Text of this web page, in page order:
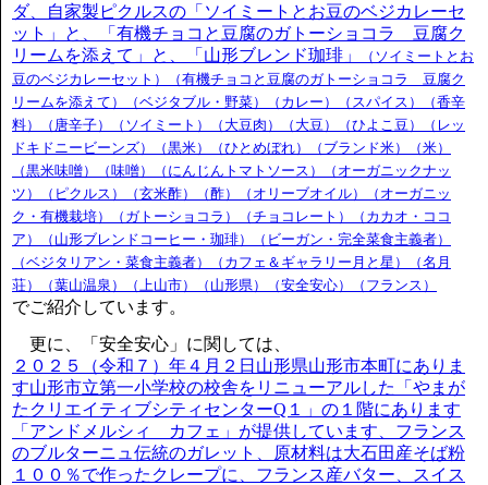
ダ、自家製ピクルスの「ソイミートとお豆のベジカレーセ
ット」と、「有機チョコと豆腐のガトーショコラ 豆腐ク
リームを添えて」と、「山形ブレンド珈琲」
（ソイミートとお
豆のベジカレーセット）（有機チョコと豆腐のガトーショコラ 豆腐ク
リームを添えて）（ベジタブル・野菜）（カレー）（スパイス）（香辛
料）（唐辛子）（ソイミート）（大豆肉）（大豆）（ひよこ豆）（レッ
ドキドニービーンズ）（黒米）（ひとめぼれ）（ブランド米）（米）
（黒米味噌）（味噌）（にんじんトマトソース）（オーガニックナッ
ツ）（ピクルス）（玄米酢）（酢）（オリーブオイル）（オーガニッ
ク・有機栽培）（ガトーショコラ）（チョコレート）（カカオ・ココ
ア）（山形ブレンドコーヒー・珈琲）（ビーガン・完全菜食主義者）
（ベジタリアン・菜食主義者）（カフェ＆ギャラリー月と星）（名月
荘）（葉山温泉）（上山市）（山形県）（安全安心）（フランス）
でご紹介しています。
更に、「安全安心」に関しては、
２０２５（令和７）年４月２日山形県山形市本町にありま
す山形市立第一小学校の校舎をリニューアルした「やまが
たクリエイティブシティセンターQ１」の１階にあります
「アンドメルシィ カフェ」が提供しています、フランス
のブルターニュ伝統のガレット、原材料は大石田産そば粉
１００％で作ったクレープに、フランス産バター、スイス